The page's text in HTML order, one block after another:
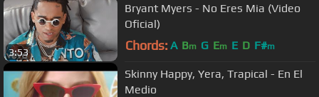
3:53
Bryant Myers - No Eres Mia (Video
Oficial)
Chords: A Bm G Em E D F#m
Skinny Happy, Yera, Trapical - En El
Medio